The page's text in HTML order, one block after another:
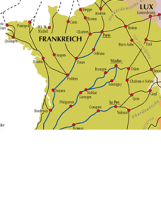
es habitual, en Camino de Astur